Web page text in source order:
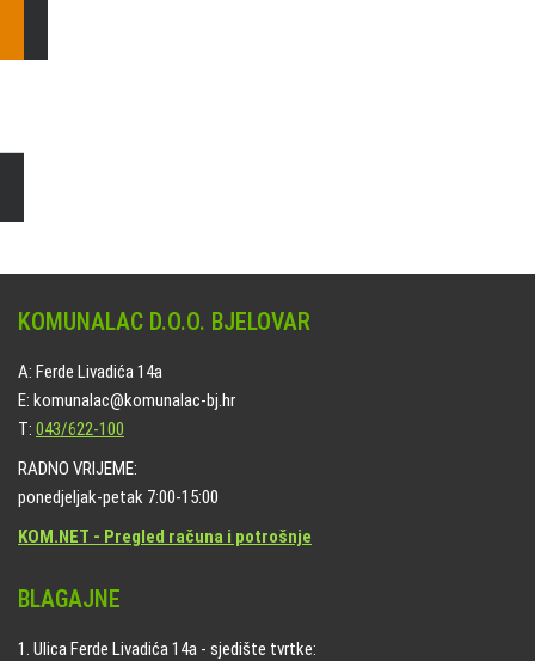
KOMUNALAC D.O.O. BJELOVAR
A: Ferde Livadića 14a
E: komunalac@komunalac-bj.hr
T: 043/622-100
RADNO VRIJEME:
ponedjeljak-petak 7:00-15:00
KOM.NET - Pregled računa i potrošnje
BLAGAJNE
1. Ulica Ferde Livadića 14a - sjedište tvrtke: